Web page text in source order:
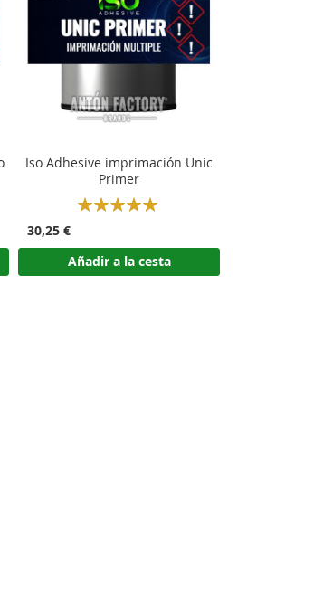
Iso Adhesive imprimación Unic
Primer
Rating:
30,25 €
Añadir a la cesta